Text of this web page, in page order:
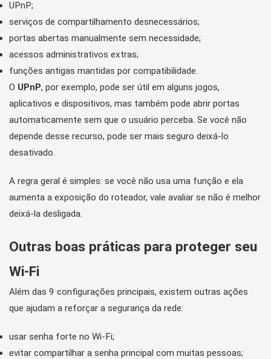
UPnP;
serviços de compartilhamento desnecessários;
portas abertas manualmente sem necessidade;
acessos administrativos extras;
funções antigas mantidas por compatibilidade.
O UPnP, por exemplo, pode ser útil em alguns jogos,
aplicativos e dispositivos, mas também pode abrir portas
automaticamente sem que o usuário perceba. Se você não
depende desse recurso, pode ser mais seguro deixá-lo
desativado.
A regra geral é simples: se você não usa uma função e ela
aumenta a exposição do roteador, vale avaliar se não é melhor
deixá-la desligada.
Outras boas práticas para proteger seu
Wi-Fi
Além das 9 configurações principais, existem outras ações
que ajudam a reforçar a segurança da rede:
usar senha forte no Wi-Fi;
evitar compartilhar a senha principal com muitas pessoas;